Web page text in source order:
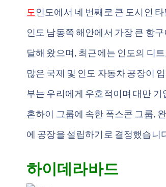
도 인도에서 네 번째로 큰 도시인
인도 남동쪽 해안에서 가장 큰 항
달해 왔으며, 최근에는 인도의 디
많은 국제 및 인도 자동차 공장이
부는 우리에게 우호적이며 대만
혼하이 그룹에 속한 폭스콘 그룹,
에 공장을 설립하기로 결정했습니
하이데라바드